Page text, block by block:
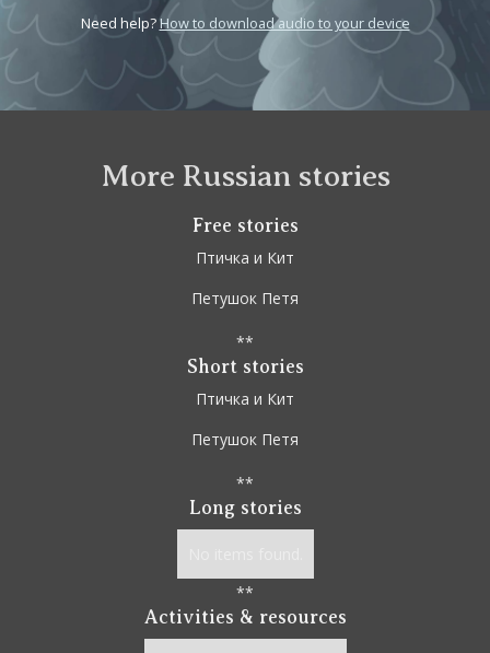
Need help?How to download audio to your device
More Russian stories
Free stories
Птичка и Кит
Петушок Петя
**
Short stories
Птичка и Кит
Петушок Петя
**
Long stories
**
Activities & resources